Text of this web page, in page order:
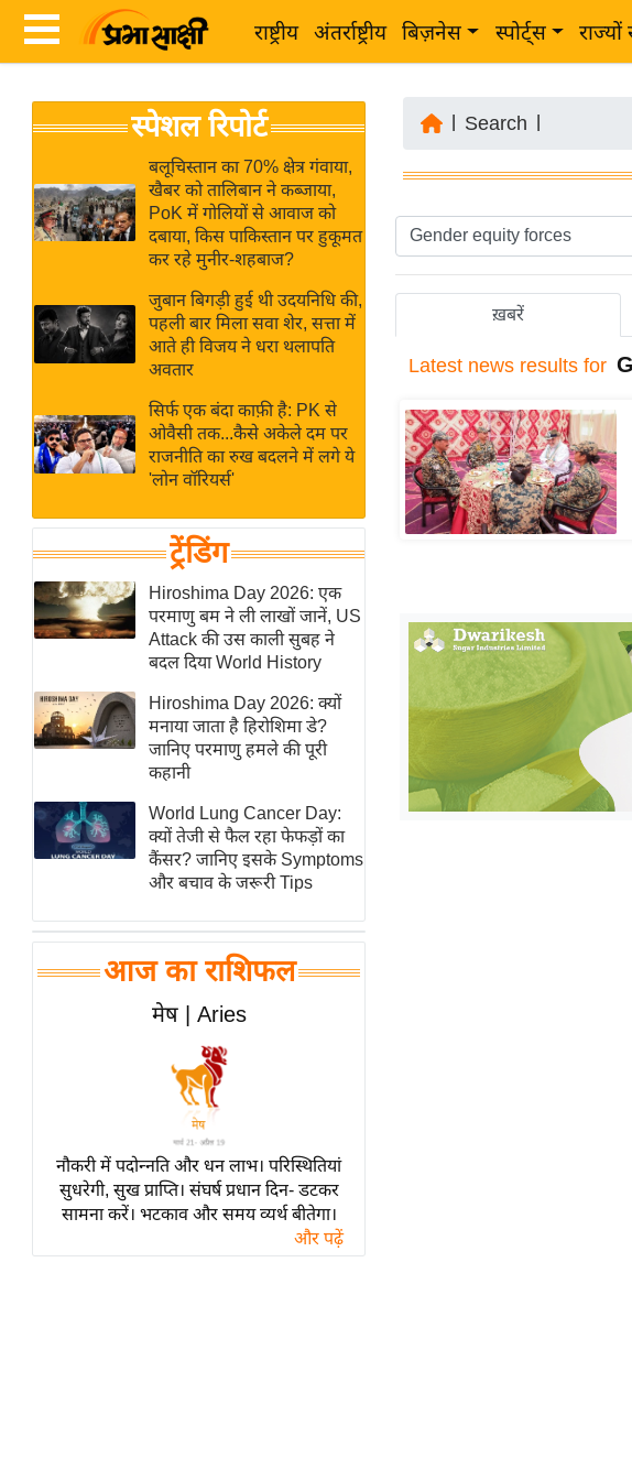
राष्ट्रीय अंतर्राष्ट्रीय बिज़नेस स्पोर्ट्स राज्यों
News
Hindi
Hindi
Live
News in
Hindi
News
Hindi
Videos
ब
र
अंतर्राष्ट्रीय
बिज़नेस
उद्योग
विशेषज्ञ
राय
खेल
क्रिकेट
IPL
2026
ई-पेपर
मिसाल बेमिसाल
शख्सियत
यंग इंडिया
साहित्य जगत
ऑटो वर्ल्ड
मनोरंजन जगत
बॉलीवुड
हॉलीवुड
Breaking
लाइफस्टाइल
टेक्नॉलॉजी
ब्यूटी/फैशन
स्पेशल रिपोर्ट
बलूचिस्तान का 70% क्षेत्र गंवाया,
खैबर को तालिबान ने कब्जाया,
PoK में गोलियों से आवाज को
दबाया, किस पाकिस्तान पर हुकूमत
कर रहे मुनीर-शहबाज?
जुबान बिगड़ी हुई थी उदयनिधि की,
पहली बार मिला सवा शेर, सत्ता में
आते ही विजय ने धरा थलापति
अवतार
सिर्फ एक बंदा काफ़ी है: PK से
ओवैसी तक...कैसे अकेले दम पर
राजनीति का रुख बदलने में लगे ये
'लोन वॉरियर्स'
ट्रेंडिंग
Hiroshima Day 2026: एक
परमाणु बम ने ली लाखों जानें, US
Attack की उस काली सुबह ने
बदल दिया World History
Hiroshima Day 2026: क्यों
मनाया जाता है हिरोशिमा डे?
जानिए परमाणु हमले की पूरी
कहानी
World Lung Cancer Day:
क्यों तेजी से फैल रहा फेफड़ों का
कैंसर? जानिए इसके Symptoms
और बचाव के जरूरी Tips
आज का राशिफल
मेष | Aries
नौकरी में पदोन्नति और धन लाभ। परिस्थितियां
सुधरेगी, सुख प्राप्ति। संघर्ष प्रधान दिन- डटकर
सामना करें। भटकाव और समय व्यर्थ बीतेगा।
और पढ़ें
Search
ख़बरें
Latest news results for